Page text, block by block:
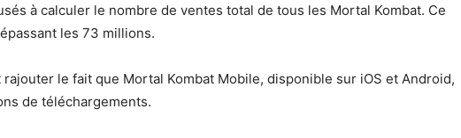
à calculer le nombre de ventes total de tous les Mortal Kombat. Ce
les 73 millions.
le fait que Mortal Kombat Mobile, disponible sur iOS et Android,
de téléchargements.